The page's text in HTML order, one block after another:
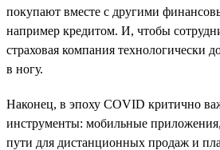
покупают вместе с другими
например кредитом. И, чтобы
страховая компания технологически
в ногу.
Наконец, в эпоху COVID критично
инструменты: мобильные
пути для дистанционных продаж и